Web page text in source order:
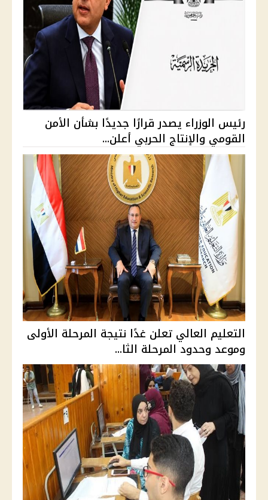
رئيس الوزراء يصدر قرارًا جديدًا بشأن الأمن
القومي والإنتاج الحربي أعلن...
التعليم العالي تعلن غدًا نتيجة المرحلة الأولى
وموعد وحدود المرحلة الثا...